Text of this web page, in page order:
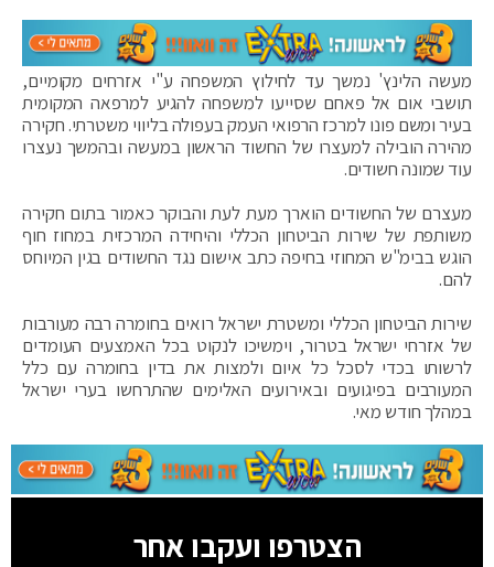
מעשה הלינץ' נמשך עד לחילוץ המשפחה ע"י אזרחים מקומיים,
תושבי אום אל פאחם שסייעו למשפחה להגיע למרפאה המקומית
בעיר ומשם פונו למרכז הרפואי העמק בעפולה בליווי משטרתי. חקירה
מהירה הובילה למעצרו של החשוד הראשון במעשה ובהמשך נעצרו
עוד שמונה חשודים.
מעצרם של החשודים הוארך מעת לעת והבוקר כאמור בתום חקירה
משותפת של שירות הביטחון הכללי והיחידה המרכזית במחוז חוף
הוגש בבימ"ש המחוזי בחיפה כתב אישום נגד החשודים בגין המיוחס
להם.
שירות הביטחון הכללי ומשטרת ישראל רואים בחומרה רבה מעורבות
של אזרחי ישראל בטרור, וימשיכו לנקוט בכל האמצעים העומדים
לרשותו בכדי לסכל כל איום ולמצות את בדין בחומרה עם כלל
המעורבים בפיגועים ובאירועים האלימים שהתרחשו בערי ישראל
במהלך חודש מאי.
הצטרפו ועקבו אחר